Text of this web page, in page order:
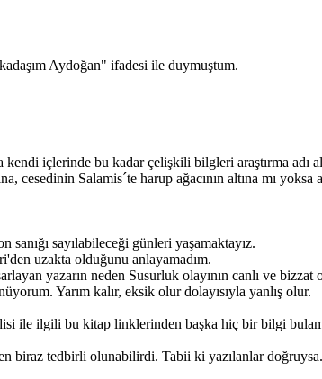
Aydoğan" ifadesi ile duymuştum.
içlerinde bu kadar çelişkili bilgleri araştırma adı
cesedinin Salamis´te harup ağacının altına mı
sayılabileceği günleri yaşamaktayız.
uzakta olduğunu anlayamadım.
yazarın neden Susurluk olayının canlı ve
Yarım kalır, eksik olur dolayısıyla yanlış olur.
ile ilgili bu kitap linklerinden başka hiç bir bilgi
biraz tedbirli olunabilirdi. Tabii ki yazılanlar doğruysa.